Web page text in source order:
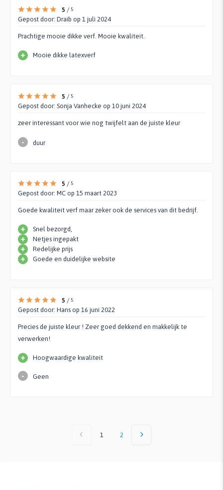
5 / 5
Gepost door: Draib op 1 juli 2024
Prachtige mooie dikke verf. Mooie kwaliteit.
+ Mooie dikke latexverf
5 / 5
Gepost door: Sonja Vanhecke op 10 juni 2024
zeer interessant voor wie nog twijfelt aan de juiste kleur
- duur
5 / 5
Gepost door: MC op 15 maart 2023
Goede kwaliteit verf maar zeker ook de services van dit bedrijf.
+ Snel bezorgd,
+ Netjes ingepakt
+ Redelijke prijs
+ Goede en duidelijke website
5 / 5
Gepost door: Hans op 16 juni 2022
Precies de juiste kleur ! Zeer goed dekkend en makkelijk te
verwerken!
+ Hoogwaardige kwaliteit
- Geen
1 2